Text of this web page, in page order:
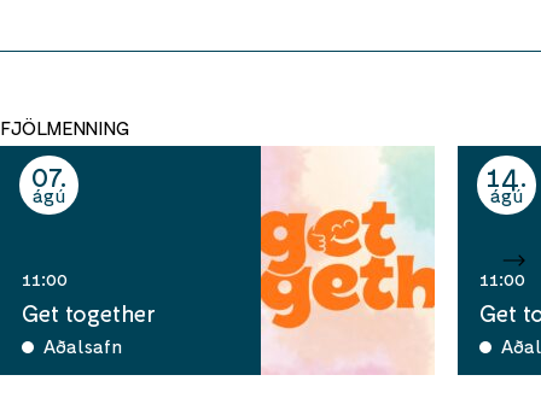
FJÖLMENNING
07
ágú
11:00
Get together
Aðalsafn
14
ágú
11:00
Get